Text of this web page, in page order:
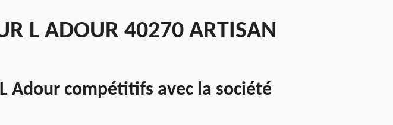
L ADOUR 40270 ARTISAN
Adour compétitifs avec la société